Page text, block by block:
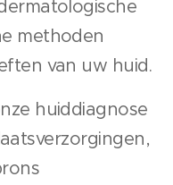
methoden
van uw huid.
huiddiagnose